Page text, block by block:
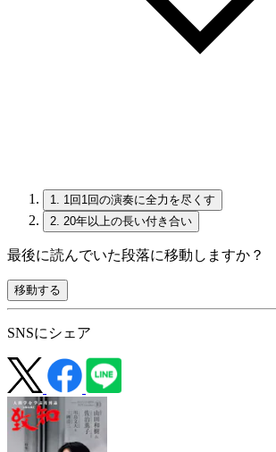
1.
1回1回の演奏に全力を尽くす
2. 20年以上の長い付き合い
最後に読んでいた段落に移動しますか？
移動する
SNSにシェア